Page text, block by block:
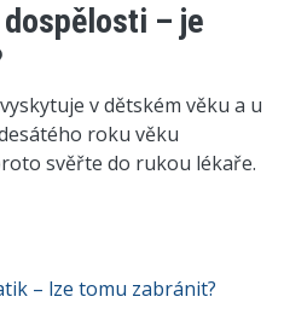
– je
v dětském věku a u
roku věku
svěřte do rukou lékaře.
– lze tomu zabránit?